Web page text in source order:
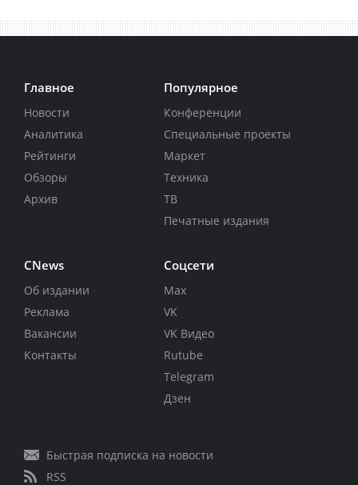
Главное
Новости
Аналитика
Рейтинги
Обзоры
Архив
Популярное
Конференции
Специальные проекты
Маркет
Техника
ТВ
Печатные издания
CNews
Об издании
Реклама
Вакансии
Контакты
Соцсети
Max
VK
VK Видео
Rutube
Telegram
Дзен
Быстрая подписка на новости
RSS